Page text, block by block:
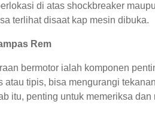
di atas shockbreaker
terlihat disaat kap mesin dibuka.
Rem
bermotor ialah komponen
atau tipis, bisa mengurangi
itu, penting untuk memeriksa